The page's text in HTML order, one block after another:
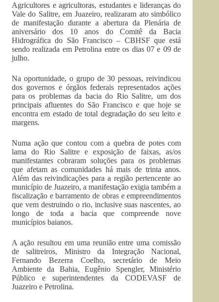
Agricultores e agricultoras, estudantes e lideranças do
Vale do Salitre, em Juazeiro, realizaram ato simbólico
de manifestação durante a abertura da Plenária de
aniversário dos 10 anos do Comitê da Bacia
Hidrográfica do São Francisco – CBHSF que está
sendo realizada em Petrolina entre os dias 07 e 09 de
julho.
Na oportunidade, o grupo de 30 pessoas, reivindicou
dos governos e órgãos federais representados ações
para os problemas da bacia do Rio Salitre, um dos
principais afluentes do São Francisco e que hoje se
encontra em estado de total degradação do seu leito e
margens.
Numa ação que contou com a quebra de potes com
lama do Rio Salitre e exposição de faixas, as/os
manifestantes cobraram soluções para os problemas
que afetam as comunidades há mais de trinta anos.
Além das reivindicações para a região pertencente ao
município de Juazeiro, a manifestação exigia também a
fiscalização e barramento de obras e empreendimentos
que vem destruindo o rio, inclusive suas nascentes, ao
longo de toda a bacia que compreende nove
municípios baianos.
A ação resultou em uma reunião entre uma comissão
de salitreiros, Ministro da Integração Nacional,
Fernando Bezerra Coelho, secretário de Meio
Ambiente da Bahia, Eugênio Spengler, Ministério
Público e superintendentes da CODEVASF de
Juazeiro e Petrolina.